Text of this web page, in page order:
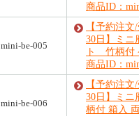
商品ID：
mini-be-005
【予約注
30日】ミニ
ト 竹柄付
商品ID：
mini-be-006
【予約注
30日】ミニ
柄付 箱入